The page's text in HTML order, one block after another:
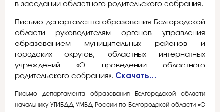
в заседании областного родительского собрания.
Письмо департамента образования Белгородской
области руководителям органов управления
образованием муниципальных районов и
городских округов, областных интернатных
учреждений «О проведении областного
родительского собрания». Скачать…
Письмо департамента образования Белгородской области
начальнику УГИБДД УМВД России по Белгородской области «О